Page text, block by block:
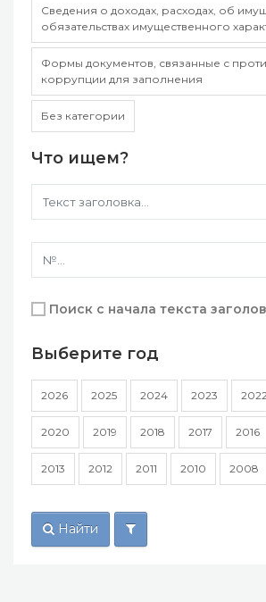
Сведения о доходах, расходах, об
обязательствах имущественного
Формы документов, связанные с
коррупции для заполнения
Без категории
Что ищем?
Поиск с начала текста
Выберите год
2026 2025 2024 2023
2020 2019 2018 2017 2016
2013 2012 2011 2010 2008
Найти